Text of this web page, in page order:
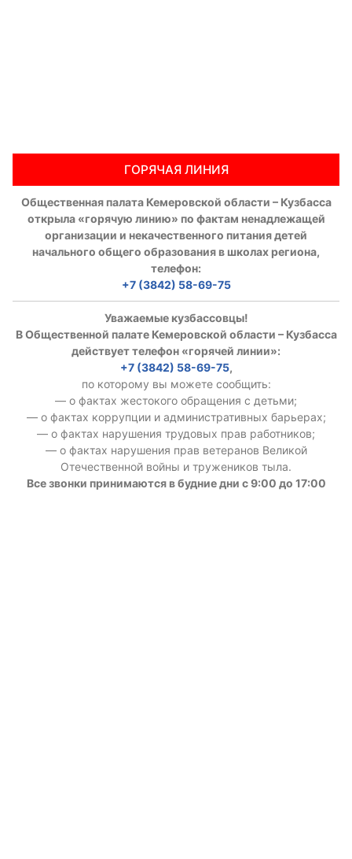
ГОРЯЧАЯ ЛИНИЯ
Общественная палата Кемеровской области – Кузбасса
открыла «горячую линию» по фактам ненадлежащей
организации и некачественного питания детей
начального общего образования в школах региона,
телефон:
+7 (3842) 58-69-75
Уважаемые кузбассовцы!
В Общественной палате Кемеровской области – Кузбасса
действует телефон «горячей линии»:
+7 (3842) 58-69-75,
по которому вы можете сообщить:
— о фактах жестокого обращения с детьми;
— о фактах коррупции и административных барьерах;
— о фактах нарушения трудовых прав работников;
— о фактах нарушения прав ветеранов Великой
Отечественной войны и тружеников тыла.
Все звонки принимаются в будние дни с 9:00 до 17:00